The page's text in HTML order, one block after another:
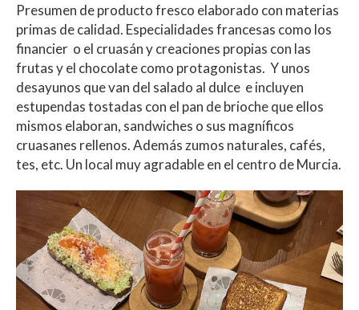
Presumen de producto fresco elaborado con materias
primas de calidad. Especialidades francesas como los
financier o el cruasán y creaciones propias con las
frutas y el chocolate como protagonistas. Y unos
desayunos que van del salado al dulce e incluyen
estupendas tostadas con el pan de brioche que ellos
mismos elaboran, sandwiches o sus magníficos
cruasanes rellenos. Además zumos naturales, cafés,
tes, etc. Un local muy agradable en el centro de Murcia.